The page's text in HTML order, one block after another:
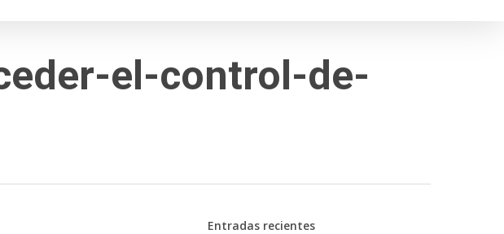
el-control-de-
Entradas recientes